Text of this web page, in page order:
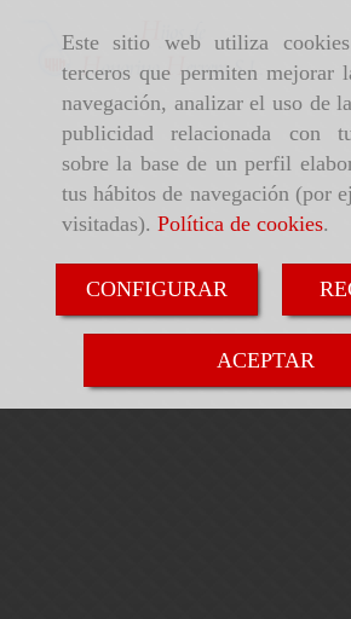
Este sitio web utiliza
terceros que permiten mejorar
navegación, analizar el uso de
publicidad relacionada con
sobre la base de un perfil
tus hábitos de navegación (por
visitadas). Política de cookies.
CONFIGURAR
ACEPTAR